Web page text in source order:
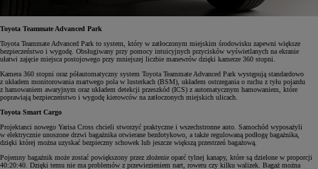
Toyota Teammate Advanced Park
Toyota Teammate Advanced Park to system, który w zatłoczonym miejskim środowisku zapewni większe
bezpieczeństwo i wygodę. Obsługiwany przy pomocy intuicyjnych przycisków wyświetlanych na ekranie
ułatwi zajęcie miejsca postojowego przy mniejszej liczbie manewrów dzięki kamerze 360 stopni.
Kamera 360 stopni oraz półautomatyczny system Toyota Teammate Advanced Park występują standardowo
z układem monitorowania martwego pola w lusterkach (BSM), układem ostrzegania o ruchu z tyłu pojazdu
z hamowaniem awaryjnym oraz układem detekcji przeszkód (ICS) z automatycznym hamowaniem, które
poprawiają bezpieczeństwo i wygodę kierowców na zatłoczonych miejskich ulicach.
Toyota Smart Cargo
Projektanci nowego Yarisa Cross chcieli stworzyć praktyczne i wszechstronne auto. Samochód wyposażyli
w elektrycznie unoszone drzwi bagażnika otwierane bezdotykowo, a także regulowaną podłogę bagażnika,
dzięki której można uzyskać bezpieczny schowek lub jeszcze większą przestrzeń bagażową.
Pojemny bagażnik może zostać powiększony przez złożenie oparć tylnej kanapy, które są dzielone w proporcji
40:20:40. Dzięki temu nie ma problemów z przewiezieniem nart, roweru czy kilku walizek. Bagaż można